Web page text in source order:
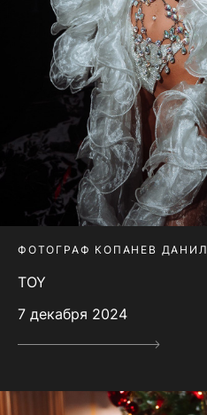
ФОТОГРАФ КОПАНЕВ ДАНИЛ
TOY
7 декабря 2024